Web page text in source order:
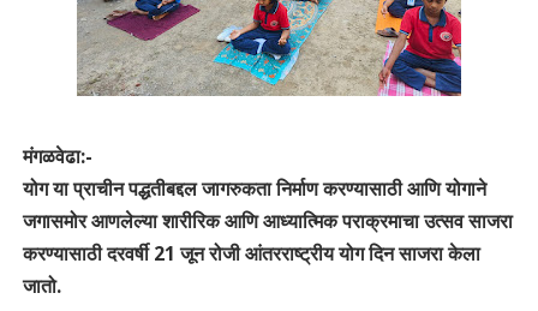
मंगळवेढा:-
योग या प्राचीन पद्धतीबद्दल जागरुकता निर्माण करण्यासाठी आणि योगाने
जगासमोर आणलेल्या शारीरिक आणि आध्यात्मिक पराक्रमाचा उत्सव साजरा
करण्यासाठी दरवर्षी 21 जून रोजी आंतरराष्ट्रीय योग दिन साजरा केला
जातो.